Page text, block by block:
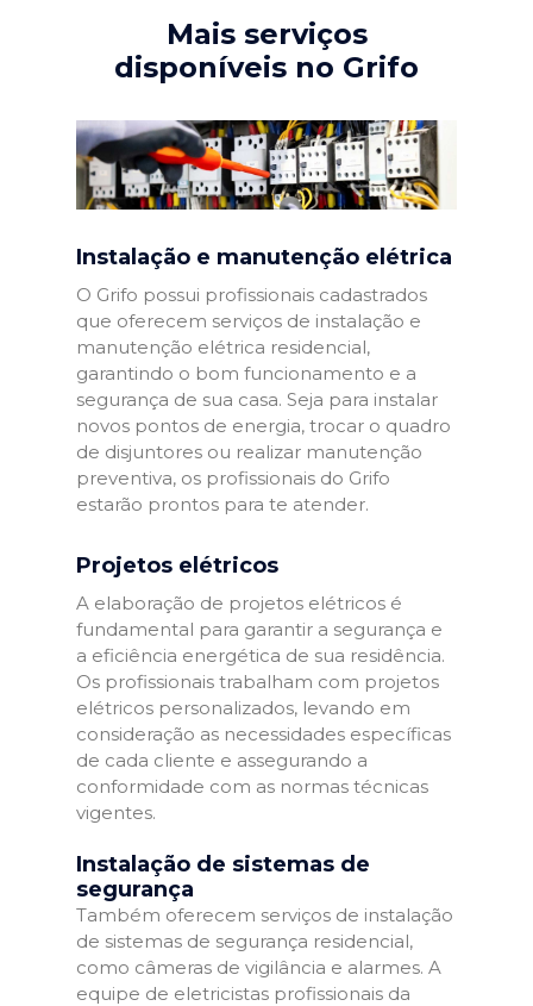
Mais serviços
disponíveis no Grifo
Instalação e manutenção elétrica
O Grifo possui profissionais cadastrados
que oferecem serviços de instalação e
manutenção elétrica residencial,
garantindo o bom funcionamento e a
segurança de sua casa. Seja para instalar
novos pontos de energia, trocar o quadro
de disjuntores ou realizar manutenção
preventiva, os profissionais do Grifo
estarão prontos para te atender.
Projetos elétricos
A elaboração de projetos elétricos é
fundamental para garantir a segurança e
a eficiência energética de sua residência.
Os profissionais trabalham com projetos
elétricos personalizados, levando em
consideração as necessidades específicas
de cada cliente e assegurando a
conformidade com as normas técnicas
vigentes.
Instalação de sistemas de
segurança
Também oferecem serviços de instalação
de sistemas de segurança residencial,
como câmeras de vigilância e alarmes. A
equipe de eletricistas profissionais da